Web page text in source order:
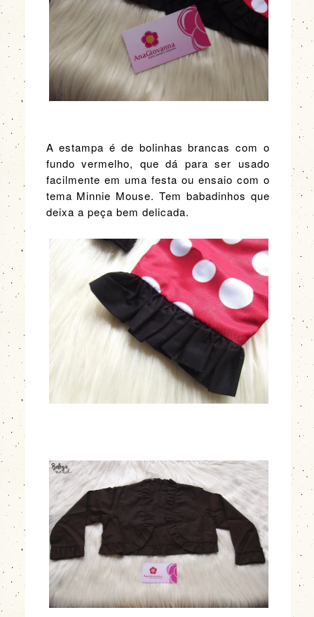
A estampa é de bolinhas brancas com o
fundo vermelho, que dá para ser usado
facilmente em uma festa ou ensaio com o
tema Minnie Mouse. Tem babadinhos que
deixa a peça bem delicada.